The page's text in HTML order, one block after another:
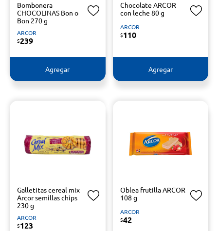
Bombonera
CHOCOLINAS Bon o
Bon 270 g
ARCOR
$239
Agregar
Chocolate ARCOR
con leche 80 g
ARCOR
$110
Agregar
Galletitas cereal mix
Arcor semillas chips
230 g
ARCOR
$123
Oblea frutilla ARCOR
108 g
ARCOR
$42